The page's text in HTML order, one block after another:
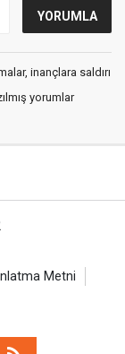
inançlara saldırı
yorumlar
Metni